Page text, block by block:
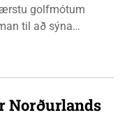
golfmótum
til að sýna
Norðurlands